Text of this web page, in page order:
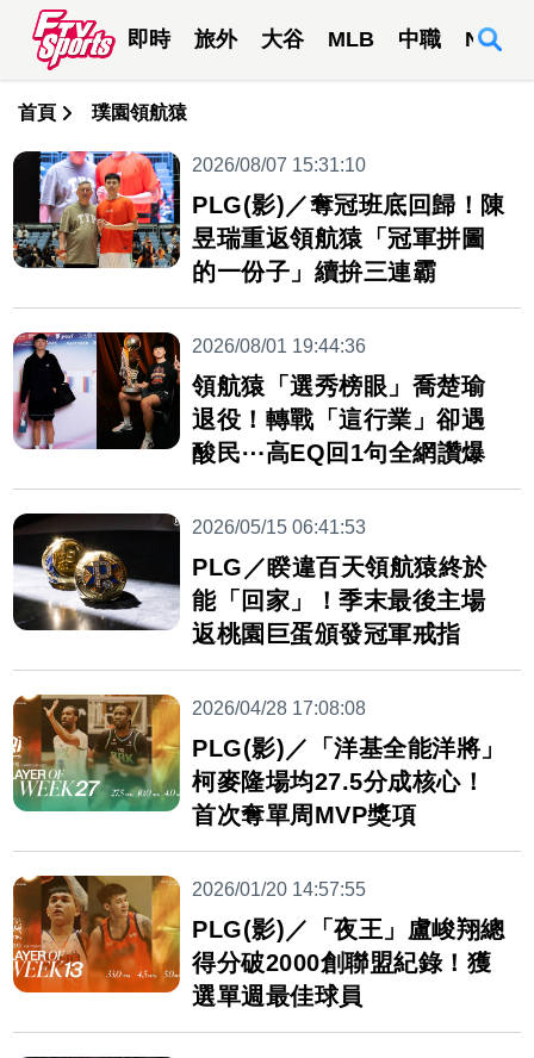
即時 旅外 大谷 MLB 中職 NBA
首頁 璞園領航猿
2026/08/07 15:31:10
PLG(影)／奪冠班底回歸！陳
昱瑞重返領航猿「冠軍拼圖
的一份子」續拚三連霸
2026/08/01 19:44:36
領航猿「選秀榜眼」喬楚瑜
退役！轉戰「這行業」卻遇
酸民⋯高EQ回1句全網讚爆
2026/05/15 06:41:53
PLG／睽違百天領航猿終於
能「回家」！季末最後主場
返桃園巨蛋頒發冠軍戒指
2026/04/28 17:08:08
PLG(影)／「洋基全能洋將」
柯麥隆場均27.5分成核心！
首次奪單周MVP獎項
2026/01/20 14:57:55
PLG(影)／「夜王」盧峻翔總
得分破2000創聯盟紀錄！獲
選單週最佳球員